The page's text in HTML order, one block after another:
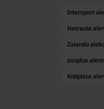
Intersport ale
Netrauta
Zalando
zooplus
Kotipizza